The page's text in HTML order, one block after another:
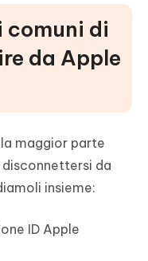
comuni di
da Apple
maggior parte
da
insieme:
ID Apple